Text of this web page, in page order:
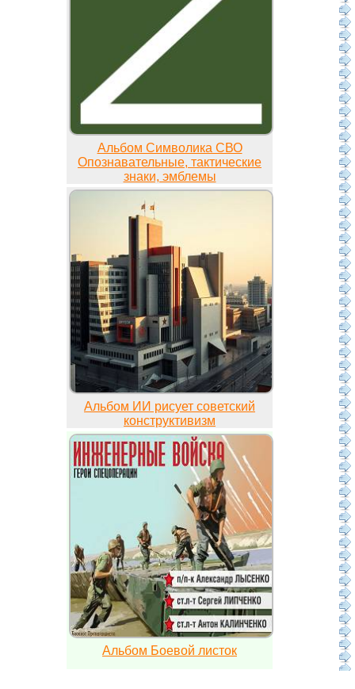
Альбом Символика СВО
Опознавательные, тактические
знаки, эмблемы
Альбом ИИ рисует советский
конструктивизм
Альбом Боевой листок